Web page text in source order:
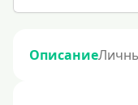
Описание